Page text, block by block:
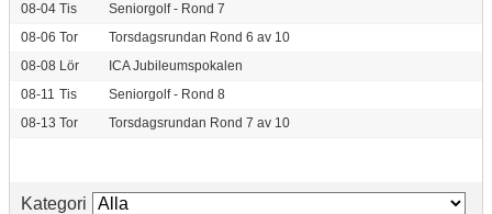
08-04 Tis
Seniorgolf - Rond 7
08-06 Tor
Torsdagsrundan Rond 6 av 10
08-08 Lör
ICA Jubileumspokalen
08-11 Tis
Seniorgolf - Rond 8
08-13 Tor Torsdagsrundan Rond 7 av 10
Kategori